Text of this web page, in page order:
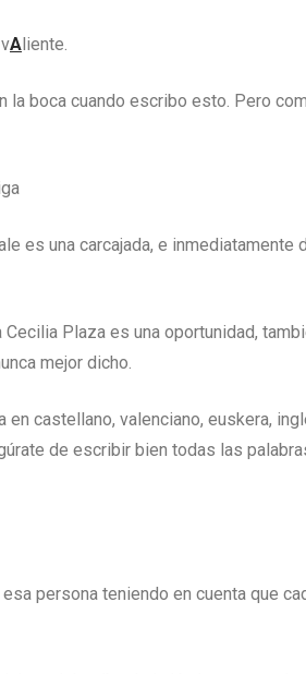
Aliente.
la boca cuando escribo esto. Pero
es una carcajada, e
Plaza es una oportunidad,
mejor dicho.
castellano, valenciano, euskera,
de escribir bien todas las
persona teniendo en cuenta que